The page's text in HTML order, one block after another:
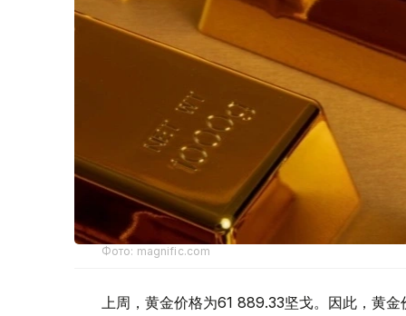
Фото: magnific.com
上周，黄金价格为61 889.33坚戈。因此，黄金